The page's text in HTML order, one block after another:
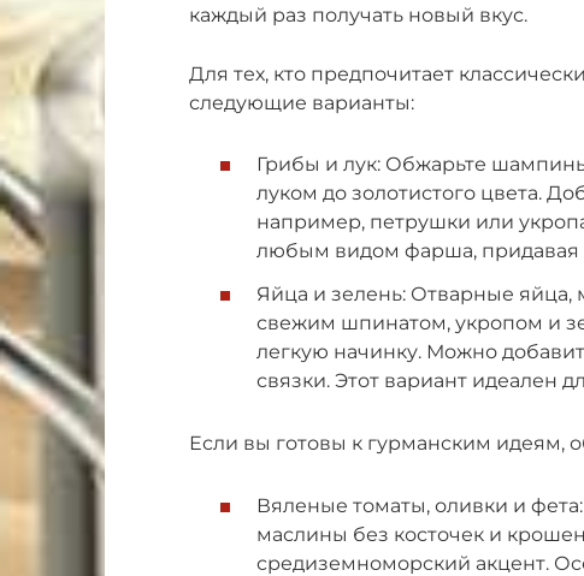
каждый раз получать новый вкус.
Для тех, кто предпочитает
следующие варианты:
Грибы и лук: Обжарьте
луком до золотистого цвета.
например, петрушки или
любым видом фарша, придавая
Яйца и зелень: Отварные
свежим шпинатом, укропом и
легкую начинку. Можно
связки. Этот вариант идеален
Если вы готовы к гурманским идеям,
Вяленые томаты, оливки и
маслины без косточек и
средиземноморский акцент.